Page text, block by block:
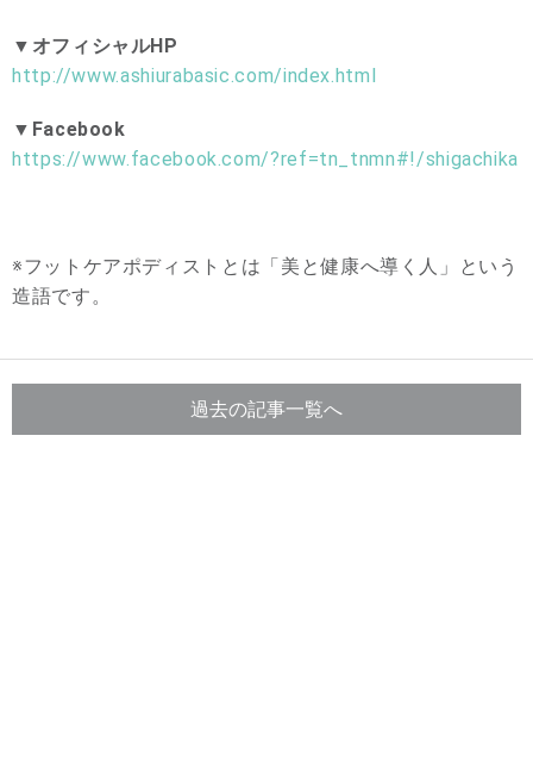
▼オフィシャルHP
http://www.ashiurabasic.com/index.html
▼Facebook
https://www.facebook.com/?ref=tn_tnmn#!/shigachika
※フットケアポディストとは「美と健康へ導く人」という
造語です。
過去の記事一覧へ